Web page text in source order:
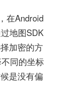
在Android
地图SDK
加密的方
同的坐标
是没有偏